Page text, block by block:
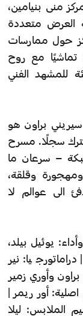
منى بنيامين،
العرض متعددة
حول ممارسات
تماشيًا مع روح
للمشهد الفني
سيريني براون هو
سجلًا. مسرح
– سرعان ما
وقلقة،
الى عوالم لا
يوئيل بيلد،
نير
وأوري زمير
أور ريمر |
الملابس: ليلا